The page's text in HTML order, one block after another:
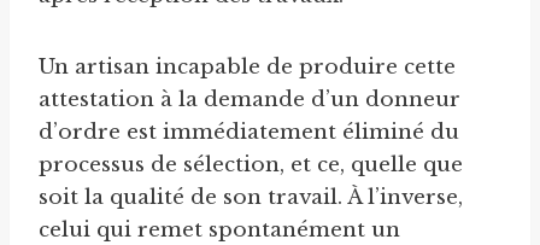
Un artisan incapable de produire cette
attestation à la demande d’un donneur
d’ordre est immédiatement éliminé du
processus de sélection, et ce, quelle que
soit la qualité de son travail. À l’inverse,
celui qui remet spontanément un